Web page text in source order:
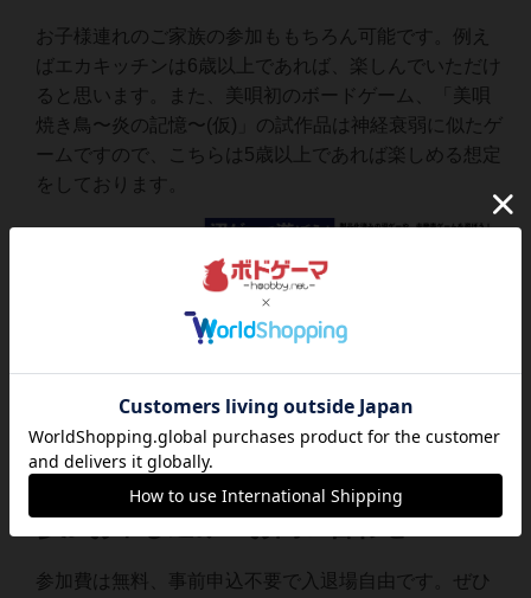
お子様連れのご家族の参加ももちろん可能です。例え
ばエカキッチンは6歳以上であれば、楽しんでいただけ
ると思います。また、美唄初のボードゲーム、「美唄
焼き鳥〜炎の記憶〜(仮)」の試作品は神経衰弱に似たゲ
ームですので、こちらは5歳以上であれば楽しめる想定
をしております。
参加お申し込み・お問い合わせ
参加費は無料、事前申込不要で入退場自由です。ぜひ